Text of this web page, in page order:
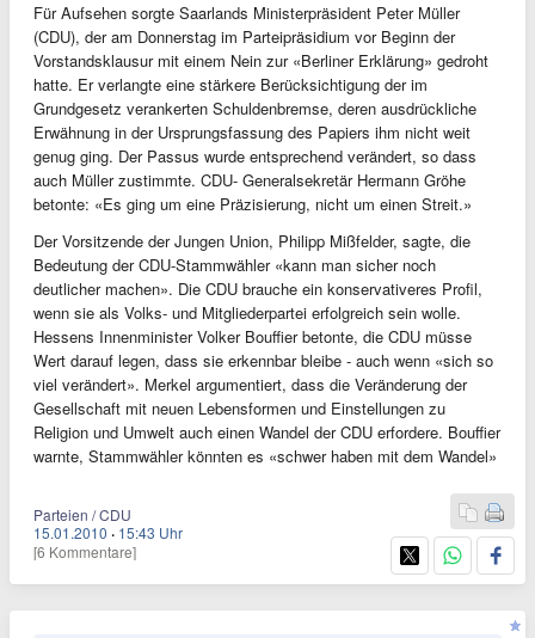
Für Aufsehen sorgte Saarlands Ministerpräsident Peter Müller
(CDU), der am Donnerstag im Parteipräsidium vor Beginn der
Vorstandsklausur mit einem Nein zur «Berliner Erklärung» gedroht
hatte. Er verlangte eine stärkere Berücksichtigung der im
Grundgesetz verankerten Schuldenbremse, deren ausdrückliche
Erwähnung in der Ursprungsfassung des Papiers ihm nicht weit
genug ging. Der Passus wurde entsprechend verändert, so dass
auch Müller zustimmte. CDU- Generalsekretär Hermann Gröhe
betonte: «Es ging um eine Präzisierung, nicht um einen Streit.»
Der Vorsitzende der Jungen Union, Philipp Mißfelder, sagte, die
Bedeutung der CDU-Stammwähler «kann man sicher noch
deutlicher machen». Die CDU brauche ein konservativeres Profil,
wenn sie als Volks- und Mitgliederpartei erfolgreich sein wolle.
Hessens Innenminister Volker Bouffier betonte, die CDU müsse
Wert darauf legen, dass sie erkennbar bleibe - auch wenn «sich so
viel verändert». Merkel argumentiert, dass die Veränderung der
Gesellschaft mit neuen Lebensformen und Einstellungen zu
Religion und Umwelt auch einen Wandel der CDU erfordere. Bouffier
warnte, Stammwähler könnten es «schwer haben mit dem Wandel»
Parteien / CDU
15.01.2010 · 15:43 Uhr
[6 Kommentare]